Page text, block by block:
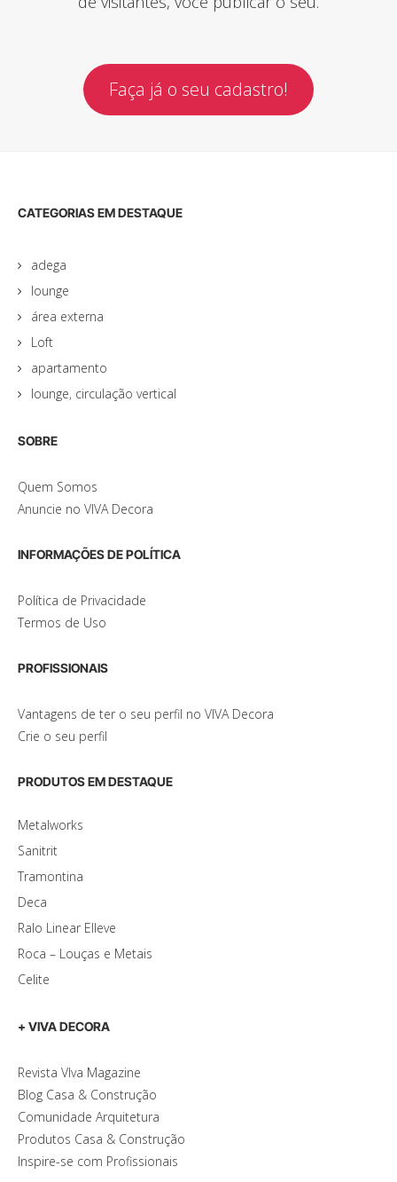
Faça já o seu cadastro!
CATEGORIAS EM DESTAQUE
adega
lounge
área externa
Loft
apartamento
lounge, circulação vertical
SOBRE
Quem Somos
Anuncie no VIVA Decora
INFORMAÇÕES DE POLÍTICA
Política de Privacidade
Termos de Uso
PROFISSIONAIS
Vantagens de ter o seu perfil no VIVA Decora
Crie o seu perfil
PRODUTOS EM DESTAQUE
Metalworks
Sanitrit
Tramontina
Deca
Ralo Linear Elleve
Roca – Louças e Metais
Celite
+ VIVA DECORA
Revista VIva Magazine
Blog Casa & Construção
Comunidade Arquitetura
Produtos Casa & Construção
Inspire-se com Profissionais